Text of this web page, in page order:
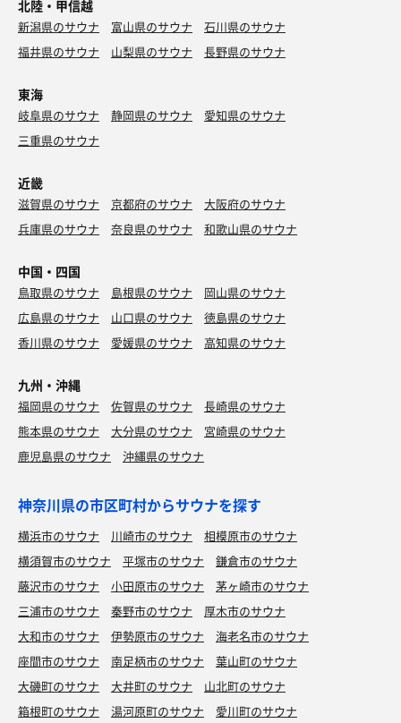
北陸・甲信越
新潟県のサウナ 富山県のサウナ
石川県のサウナ
福井県のサウナ
山梨県のサウナ 長野県のサウナ
東海
岐阜県のサウナ 静岡県のサウナ
愛知県のサウナ
三重県のサウナ
近畿
滋賀県のサウナ 京都府のサウナ
大阪府のサウナ
兵庫県のサウナ
奈良県のサウナ 和歌山県のサウナ
中国・四国
鳥取県のサウナ 島根県のサウナ
岡山県のサウナ
広島県のサウナ
山口県のサウナ
徳島県のサウナ
香川県のサウナ
愛媛県のサウナ 高知県のサウナ
九州・沖縄
福岡県のサウナ 佐賀県のサウナ
長崎県のサウナ
熊本県のサウナ
大分県のサウナ
宮崎県のサウナ
鹿児島県のサウナ
沖縄県のサウナ
神奈川県の市区町村からサウナを探す
横浜市のサウナ 川崎市のサウナ
相模原市のサウナ
横須賀市のサウナ
平塚市のサウナ
鎌倉市のサウナ
藤沢市のサウナ
小田原市のサウナ
茅ヶ崎市のサウナ
三浦市のサウナ
秦野市のサウナ
厚木市のサウナ
大和市のサウナ
伊勢原市のサウナ
海老名市のサウナ
座間市のサウナ
南足柄市のサウナ
葉山町のサウナ
大磯町のサウナ
大井町のサウナ
山北町のサウナ
箱根町のサウナ
湯河原町のサウナ
愛川町のサウナ